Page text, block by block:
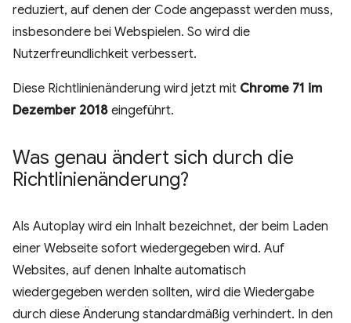
reduziert, auf denen der Code angepasst werden muss,
insbesondere bei Webspielen. So wird die
Nutzerfreundlichkeit verbessert.
Diese Richtlinienänderung wird jetzt mit Chrome 71 im
Dezember 2018 eingeführt.
Was genau ändert sich durch die
Richtlinienänderung?
Als Autoplay wird ein Inhalt bezeichnet, der beim Laden
einer Webseite sofort wiedergegeben wird. Auf
Websites, auf denen Inhalte automatisch
wiedergegeben werden sollten, wird die Wiedergabe
durch diese Änderung standardmäßig verhindert. In den